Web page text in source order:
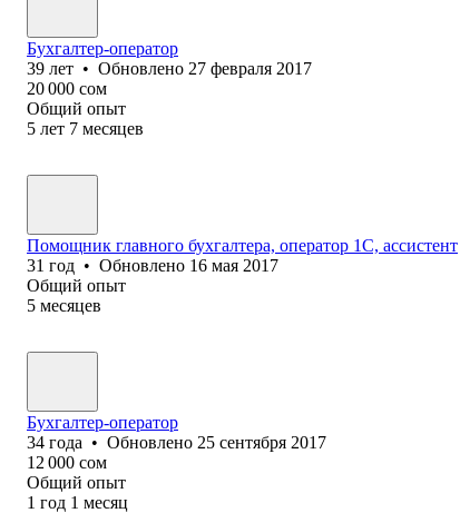
Бухгалтер-оператор
39 лет • Обновлено 27 февраля 2017
20 000 сом
Общий опыт
5 лет 7 месяцев
Помощник главного бухгалтера, оператор 1С, ассистент
31 год • Обновлено 16 мая 2017
Общий опыт
5 месяцев
Бухгалтер-оператор
34 года • Обновлено 25 сентября 2017
12 000 сом
Общий опыт
1 год 1 месяц